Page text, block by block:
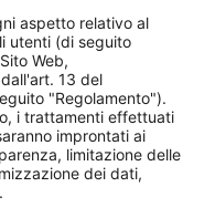
aspetto relativo al
utenti (di seguito
Web,
13 del
"Regolamento").
i trattamenti effettuati
improntati ai
limitazione delle
dei dati,